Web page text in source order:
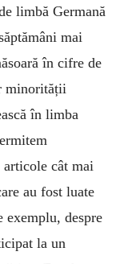
limbă Germană
mai
în cifre de
minorității
în limba
cât mai
au fost luate
exemplu, despre
la un